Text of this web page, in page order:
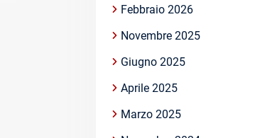
Febbraio 2026
Novembre 2025
Giugno 2025
Aprile 2025
Marzo 2025